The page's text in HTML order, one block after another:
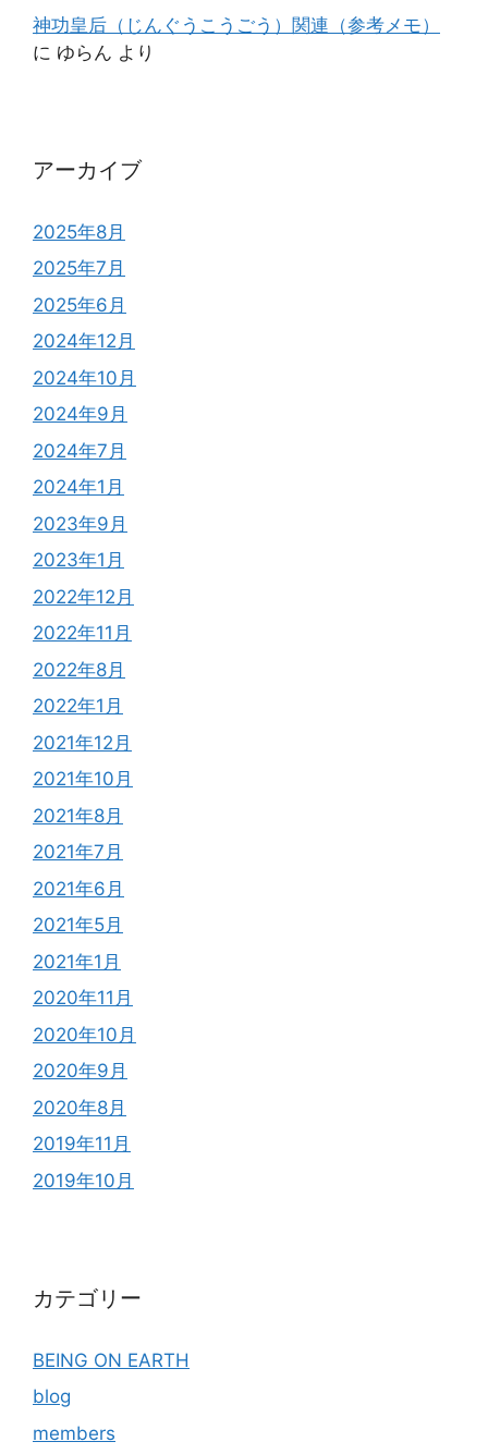
神功皇后（じんぐうこうごう）関連（参考メモ）
に ゆらん より
アーカイブ
2025年8月
2025年7月
2025年6月
2024年12月
2024年10月
2024年9月
2024年7月
2024年1月
2023年9月
2023年1月
2022年12月
2022年11月
2022年8月
2022年1月
2021年12月
2021年10月
2021年8月
2021年7月
2021年6月
2021年5月
2021年1月
2020年11月
2020年10月
2020年9月
2020年8月
2019年11月
2019年10月
カテゴリー
BEING ON EARTH
blog
members